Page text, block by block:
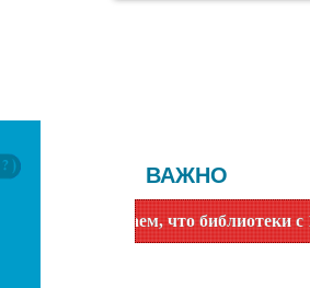
ВАЖНО
библиотеки с 1 июня переходят